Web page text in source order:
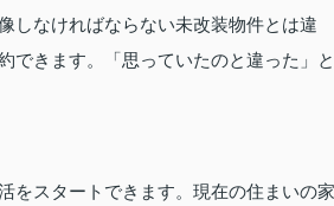
しなければならない未改装物件とは違
できます。「思っていたのと違った」と
をスタートできます。現在の住まいの家